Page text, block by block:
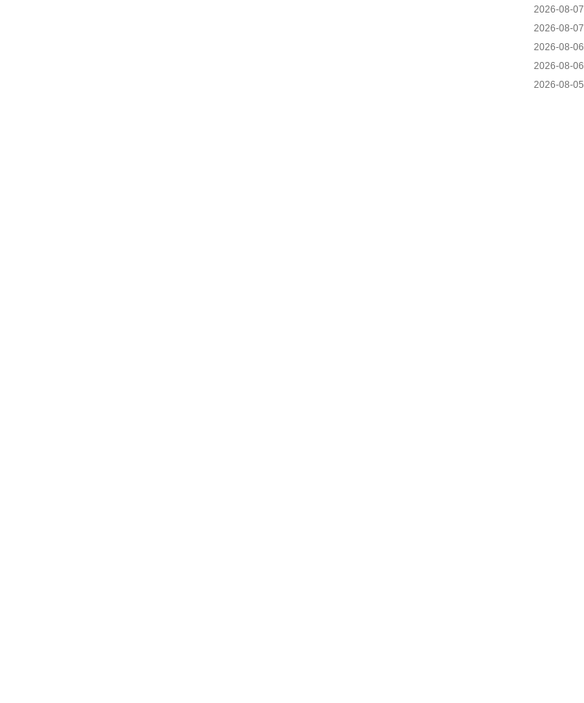
2026-08-07
2026-08-07
2026-08-06
2026-08-06
2026-08-05